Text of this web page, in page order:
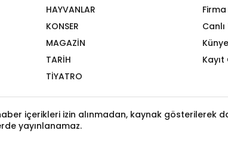
HAYVANLAR
KONSER
MAGAZİN
TARİH
TİYATRO
Canlı
Künye
Kayıt
içerikleri izin alınmadan, kaynak gösterilerek
yayınlanamaz.